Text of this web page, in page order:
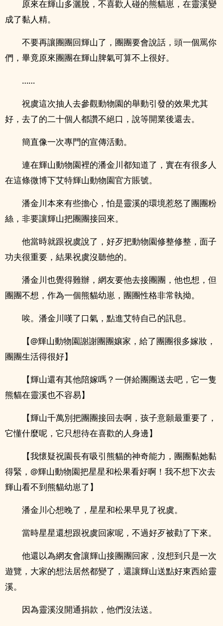
原來在輝山多灑脫，不喜歡人碰的熊貓崽，在靈溪變
成了黏人精。
不要再讓團團回輝山了，團團要會說話，頭一個罵你
們，畢竟原來團團在輝山脾氣可算不上很好。
……
祝虞這次抽人去參觀動物園的舉動引發的效果尤其
好，去了的二十個人都讚不絕口，說等開業後還去。
簡直像一次專門的宣傳活動。
連在輝山動物園裡的潘金川都知道了，實在有很多人
在這條微博下艾特輝山動物園官方賬號。
潘金川本來有些擔心，怕是靈溪的環境惹怒了團團粉
絲，非要讓輝山把團團接回來。
他當時就跟祝虞說了，好歹把動物園修整修整，面子
功夫很重要，結果祝虞沒聽他的。
潘金川也覺得難辦，網友要他去接團團，他也想，但
團團不想，作為一個熊貓幼崽，團團性格非常執拗。
唉。潘金川嘆了口氣，點進艾特自己的訊息。
【@輝山動物園謝謝團團孃家，給了團團很多嫁妝，
團團生活得很好】
【輝山還有其他陪嫁嗎？一併給團團送去吧，它一隻
熊貓在靈溪也不容易】
【輝山千萬別把團團接回去啊，孩子意願最重要了，
它懂什麼呢，它只想待在喜歡的人身邊】
【我懷疑祝園長有吸引熊貓的神奇能力，團團黏她黏
得緊，@輝山動物園把星星和松果看好啊！我不想下次去
輝山看不到熊貓幼崽了】
潘金川心想晚了，星星和松果早見了祝虞。
當時星星還想跟祝虞回家呢，不過好歹被勸了下來。
他還以為網友會讓輝山接團團回家，沒想到只是一次
遊覽，大家的想法居然都變了，還讓輝山送點好東西給靈
溪。
因為靈溪沒開通捐款，他們沒法送。